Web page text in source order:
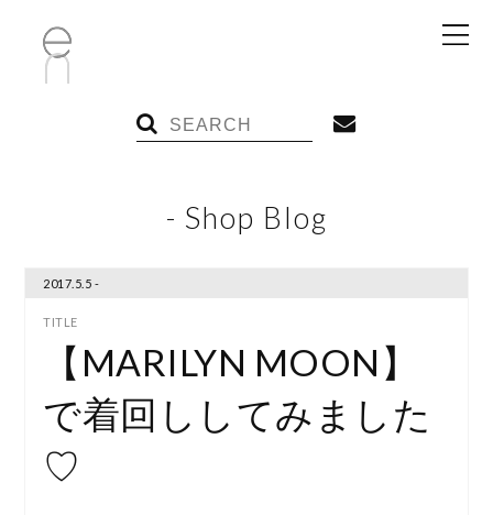
- Shop Blog
2017.5.5 -
【MARILYN MOON】
で着回ししてみました
♡